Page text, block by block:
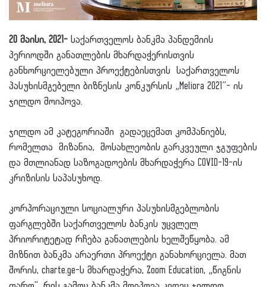
20 მაისი, 2021- საქართველოს ბანკმა პანდემიის
პერიოდში განათლების მხარდაჭერისთვის
განხორციელებული პროექტებისთვის საქართველოს
პასუხისმგებელი ბიზნესის კონკურსის „Meliora 2021”- ის
ჯილდო მოიპოვა.
ჯილდო ამ კატეგორიაში გადაეცემათ კომპანიებს,
რომელთა მიზანია, მოსახლეობის გარკვეული ჯგუფების
და მთლიანად საზოგადოების მხარდაჭერა COVID-19-ის
კრიზისის საპასუხოდ.
კორპორაციული სოციალური პასუხისმგებლობის
ფარგლებში საქართველოს ბანკის უცვლელ
პრიორიტეტად რჩება განათლების ხელშეწყობა. ამ
მიზნით ბანკმა არაერთი პროექტი განახორციელა. მათ
შორის, charte.ge-ს მხარდაჭერა, Zoom Education, „წიგნის